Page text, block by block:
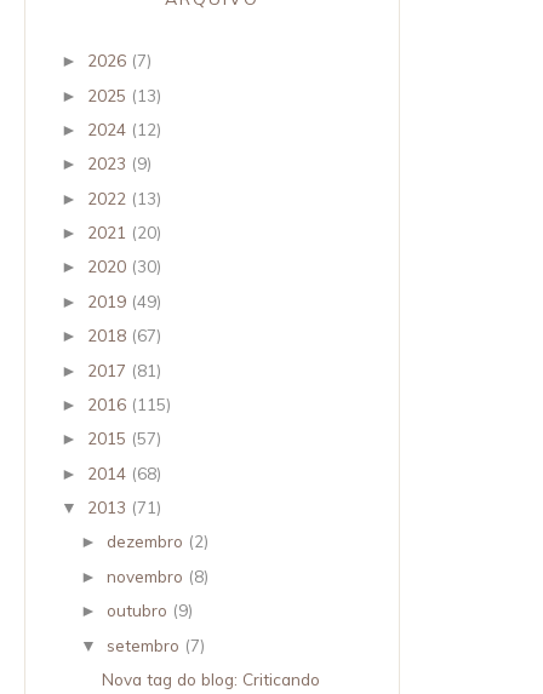
► 2026 (7)
► 2025 (13)
► 2024 (12)
► 2023 (9)
► 2022 (13)
► 2021 (20)
► 2020 (30)
► 2019 (49)
► 2018 (67)
► 2017 (81)
► 2016 (115)
► 2015 (57)
► 2014 (68)
▼ 2013 (71)
► dezembro (2)
►novembro (8)
► outubro (9)
▼ setembro (7)
Nova tag do blog: Criticando